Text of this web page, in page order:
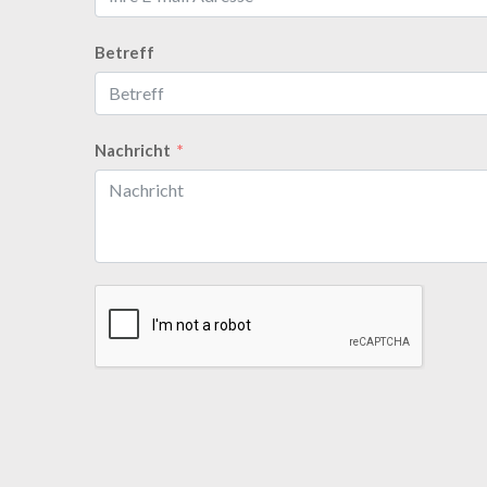
Betreff
Nachricht